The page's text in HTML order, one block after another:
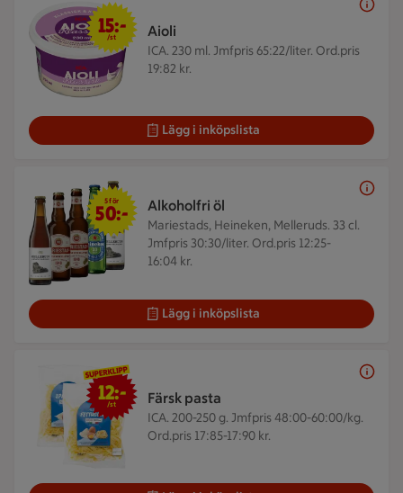
Aioli
ICA. 230 ml. Jmfpris 65:22/liter. Ord.pris
19:82 kr.
15 kr/st
15:-
/st
Lägg i inköpslista
Alkoholfri öl
Mariestads, Heineken, Melleruds. 33 cl.
Jmfpris 30:30/liter. Ord.pris 12:25-
16:04 kr.
5 för 50 kr
5 för
50:-
Lägg i inköpslista
Färsk pasta
ICA. 200-250 g. Jmfpris 48:00-60:00/kg.
Ord.pris 17:85-17:90 kr.
12 kr/st
12:-
/st